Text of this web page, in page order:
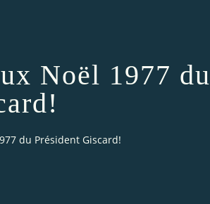
Noël 1977 du
du Président Giscard!